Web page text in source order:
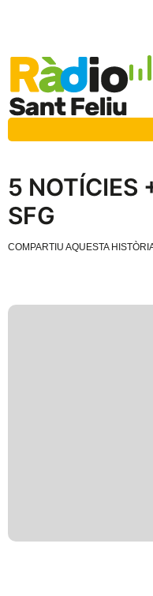
5 NOTÍCIES
SFG
COMPARTIU AQUESTA